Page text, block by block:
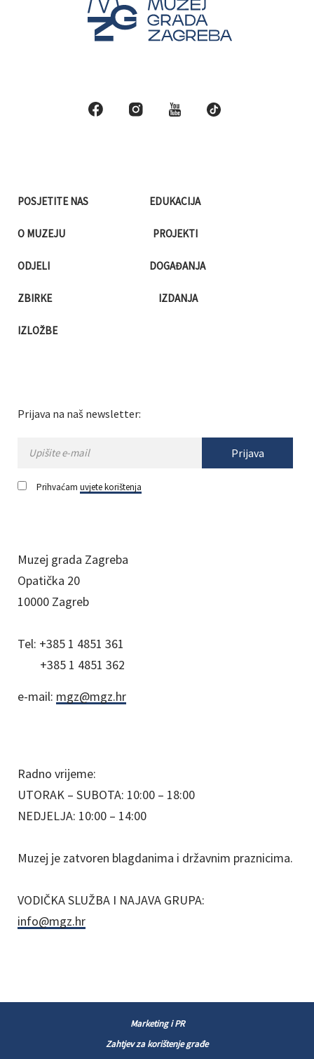
POSJETITE NAS
O MUZEJU
ODJELI
ZBIRKE
IZLOŽBE
EDUKACIJA
PROJEKTI
DOGAĐANJA
IZDANJA
Prijava na naš newsletter:
Prijava
Prihvaćam uvjete korištenja
Muzej grada Zagreba
Opatička 20
10000 Zagreb
Tel: +385 1 4851 361
+385 1 4851 362
e-mail: mgz@mgz.hr
Radno vrijeme:
UTORAK – SUBOTA: 10:00 – 18:00
NEDJELJA: 10:00 – 14:00
Muzej je zatvoren blagdanima i državnim praznicima.
VODIČKA SLUŽBA I NAJAVA GRUPA:
info@mgz.hr
Marketing i PR
Zahtjev za korištenje građe